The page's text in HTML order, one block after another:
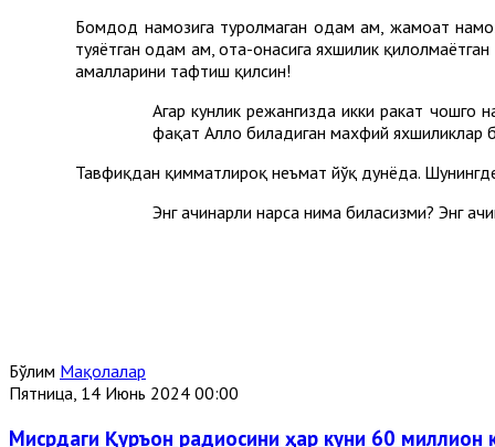
Бомдод намозига туролмаган одам ҳам, жамоат
туяётган одам ҳам, ота-онасига яхшилик
амалларини тафтиш қилсин!
Агар кунлик режангизда икки ракат
фақат Аллоҳ биладиган махфий яхшиликлар
Тавфиқдан қимматлироқ неъмат йўқ дунёда.
Энг ачинарли нарса нима биласизми? Энг
Бўлим Мақолалар
Пятница, 14 Июнь 2024 00:00
Мисрдаги Қуръон радиосини ҳар куни 60 миллион